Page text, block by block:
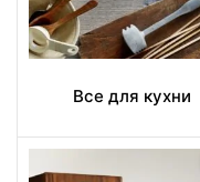
Все для кухни